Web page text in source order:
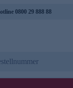
0800 29 888 88